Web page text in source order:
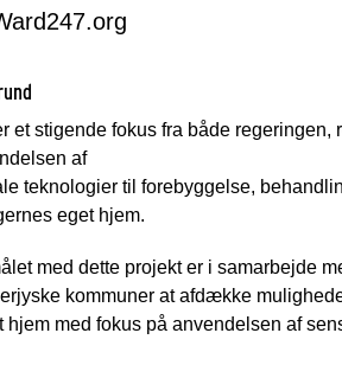
et stigende fokus fra både
af
teknologier til forebyggelse,
eget hjem.
med dette projekt er i samarbejde
kommuner at afdække
hjem med fokus på anvendelsen af